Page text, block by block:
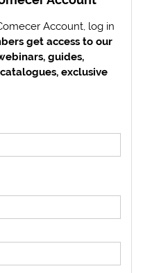
Account, log in
get access to our
guides,
exclusive